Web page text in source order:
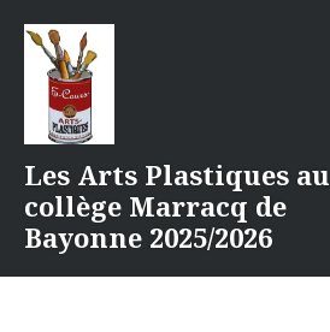
contenu
Les Arts Plastiques au
collège Marracq de
Bayonne 2025/2026